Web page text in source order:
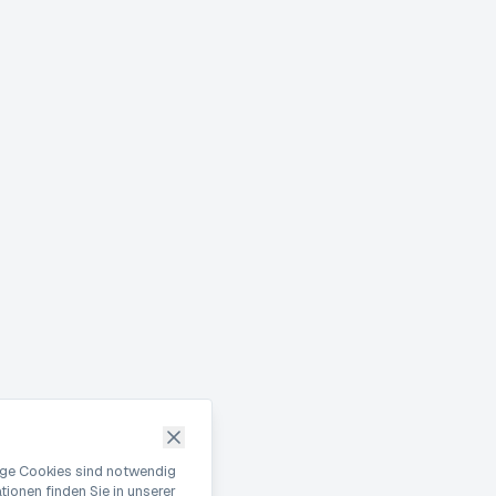
Cookies sind notwendig
finden Sie in unserer